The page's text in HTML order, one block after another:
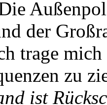
der
trage
zu
ist